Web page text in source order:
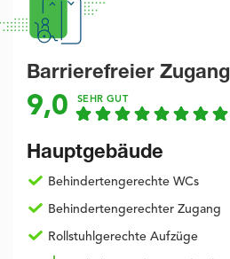
Barrierefreier Zugang
9,0 SEHR GUT
Hauptgebäude
Behindertengerechte WCs
Behindertengerechter Zugang
Rollstuhlgerechte Aufzüge